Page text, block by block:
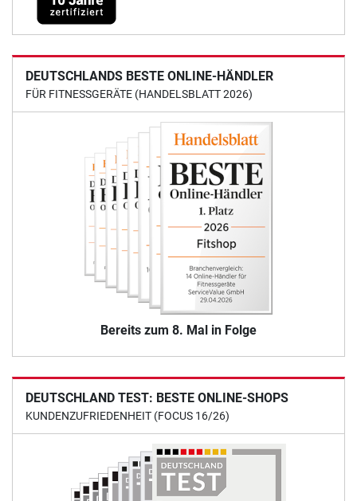
DEUTSCHLANDS BESTE ONLINE-HÄNDLER
FÜR FITNESSGERÄTE (HANDELSBLATT 2026)
Bereits zum 8. Mal in Folge
DEUTSCHLAND TEST: BESTE ONLINE-SHOPS
KUNDENZUFRIEDENHEIT (FOCUS 16/26)